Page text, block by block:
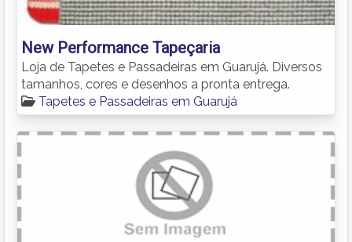
New Performance Tapeçaria
Loja de Tapetes e Passadeiras em Guarujá. Diversos
tamanhos, cores e desenhos a pronta entrega.
Tapetes e Passadeiras em Guarujá